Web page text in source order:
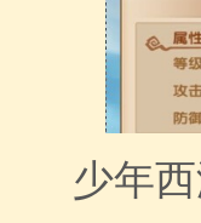
少年